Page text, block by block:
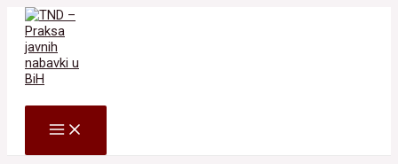
Skip
content
MAIN
MENU